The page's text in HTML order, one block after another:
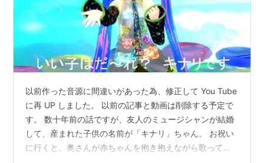
以前作った音源に間違いがあった為、修正して You Tube
に再 UP しました。 以前の記事と動画は削除する予定で
す。 数十年前の話ですが、友人のミュージシャンが結婚
して、産まれた子供の名前が「キナリ」ちゃん。 お祝い
に行くと、奥さんが赤ちゃんを抱き抱えながら歌ってい